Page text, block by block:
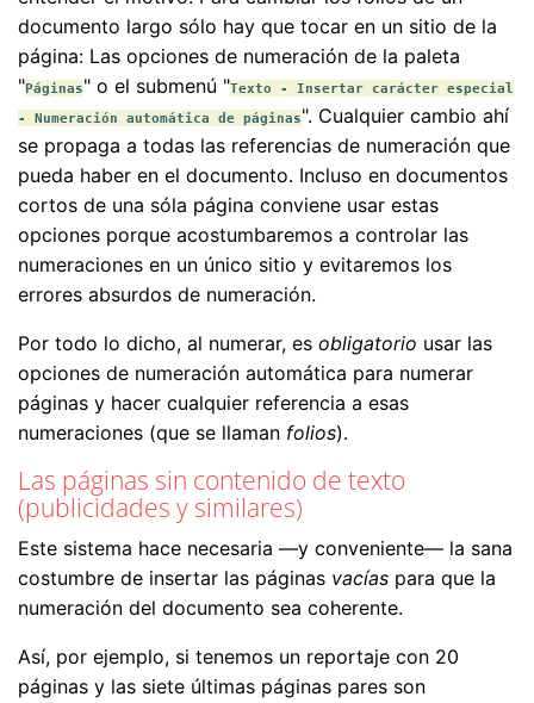
documento largo sólo hay que tocar en un sitio de la
página: Las opciones de numeración de la paleta
"Páginas" o el submenú "Texto - Insertar carácter especial
- Numeración automática de páginas". Cualquier cambio ahí
se propaga a todas las referencias de numeración que
pueda haber en el documento. Incluso en documentos
cortos de una sóla página conviene usar estas
opciones porque acostumbaremos a controlar las
numeraciones en un único sitio y evitaremos los
errores absurdos de numeración.
Por todo lo dicho, al numerar, es obligatorio usar las
opciones de numeración automática para numerar
páginas y hacer cualquier referencia a esas
numeraciones (que se llaman folios).
Las páginas sin contenido de texto
(publicidades y similares)
Este sistema hace necesaria —y conveniente— la sana
costumbre de insertar las páginas vacías para que la
numeración del documento sea coherente.
Así, por ejemplo, si tenemos un reportaje con 20
páginas y las siete últimas páginas pares son